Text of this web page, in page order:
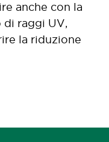
anche con la
raggi UV,
la riduzione